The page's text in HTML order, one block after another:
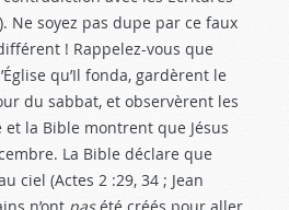
). Ne soyez pas dupe par ce faux
! Rappelez-vous que
qu’Il fonda, gardèrent le
du sabbat, et observèrent les
et la Bible montrent que Jésus
La Bible déclare que
ciel (Actes 2 :29, 34 ; Jean